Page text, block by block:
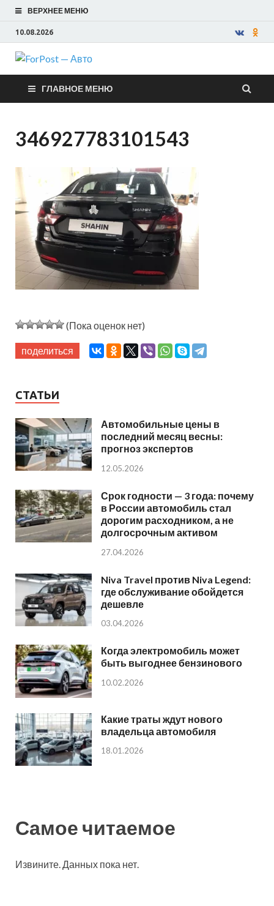
ВЕРХНЕЕ МЕНЮ
10.08.2026
ForPost —
Авто
ГЛАВНОЕ МЕНЮ
346927783101543
(Пока оценок нет)
поделиться
СТАТЬИ
Автомобильные цены в
последний месяц весны:
прогноз экспертов
12.05.2026
Срок годности — 3 года: почему
в России автомобиль стал
дорогим расходником, а не
долгосрочным активом
27.04.2026
Niva Travel против Niva Legend:
где обслуживание обойдется
дешевле
03.04.2026
Когда электромобиль может
быть выгоднее бензинового
10.02.2026
Какие траты ждут нового
владельца автомобиля
18.01.2026
Самое читаемое
Извините. Данных пока нет.